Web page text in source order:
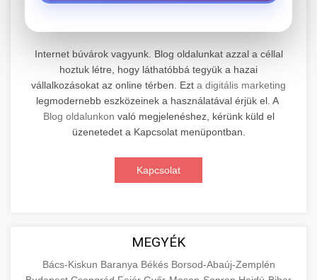
+
Professzionális elektromos roller javítási és
karbantartási szolgáltatások. Szakértő
technikusaink minőségi szervízt nyújtanak
minden jelentős márkához és modellhez.
Szervizközpont Látogatása
📊 2. Online Marketing
Ügynökség
+
beleértve a SEO-t, közösségi média kezelést és
digitális hirdetéseket. Növekedés elérése
aimarketingugynokseg.hu
digitális ügynökségi szolgáltatások
🛴 3. Legjobb Elektromos Roller
legjobb modelleket, funkciókat és árakat
megalapozott vásárlási döntéshez.
🔗 4. Prémium Linképítés
Magas minőségű backlink beszerzési
Internet búvárok vagyunk. Blog oldalunkat azzal a céllal
hoztuk létre, hogy láthatóbbá tegyük a hazai
vállalkozásokat az online térben. Ezt a digitális marketing
legmodernebb eszközeinek a használatával érjük el. A
Blog oldalunkon való megjelenéshez, kérünk küld el
üzenetedet a Kapcsolat menüpontban.
Kapcsolat
MEGYÉK
Bács-Kiskun Baranya Békés Borsod-Abaúj-Zemplén